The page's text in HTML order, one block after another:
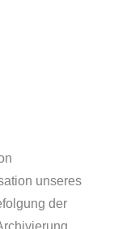
unseres
der